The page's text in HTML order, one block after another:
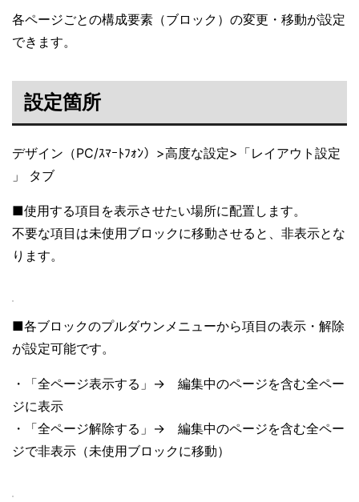
各ページごとの構成要素（ブロック）の変更・移動が設定
できます。
設定箇所
デザイン（PC/ｽﾏｰﾄﾌｫﾝ）>高度な設定>「レイアウト設定
」 タブ
■使用する項目を表示させたい場所に配置します。
不要な項目は未使用ブロックに移動させると、非表示とな
ります。
■各ブロックのプルダウンメニューから項目の表示・解除
が設定可能です。
・「全ページ表示する」→ 編集中のページを含む全ペー
ジに表示
・「全ページ解除する」→ 編集中のページを含む全ペー
ジで非表示（未使用ブロックに移動）